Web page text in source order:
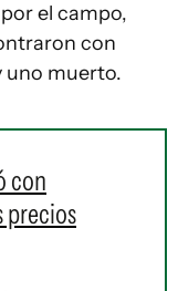
el campo,
con
uno muerto.
con
precios